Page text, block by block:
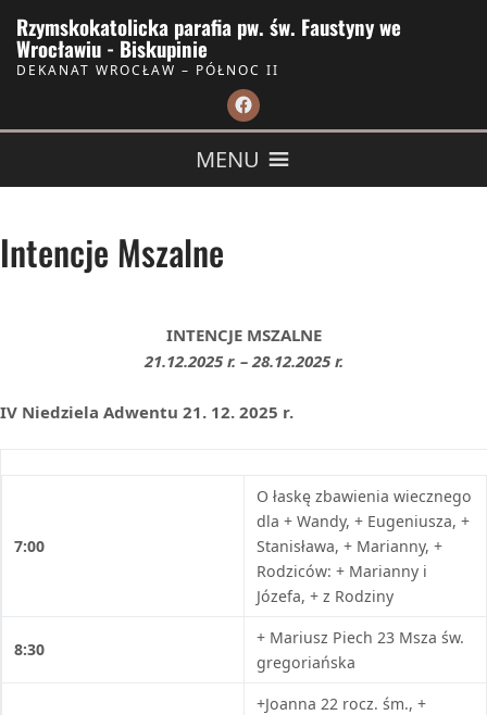
Rzymskokatolicka parafia pw. św. Faustyny we
Wrocławiu - Biskupinie
DEKANAT WROCŁAW – PÓŁNOC II
MENU
Intencje Mszalne
INTENCJE MSZALNE
21.12.2025 r. – 28.12.2025 r.
IV Niedziela Adwentu 21. 12. 2025 r.
7:00
O łaskę zbawienia wiecznego
dla + Wandy, + Eugeniusza, +
Stanisława, + Marianny, +
Rodziców: + Marianny i
Józefa, + z Rodziny
8:30
+ Mariusz Piech 23 Msza św.
gregoriańska
+Joanna 22 rocz. śm., +